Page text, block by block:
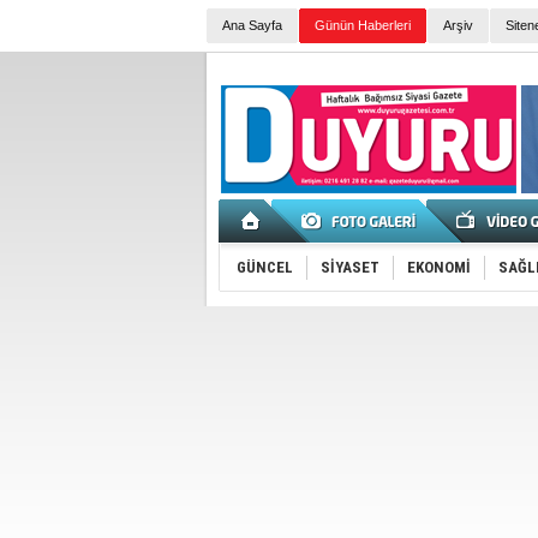
Ana Sayfa Günün Haberleri Arşiv
GÜNCEL SİYASET EKONOMİ